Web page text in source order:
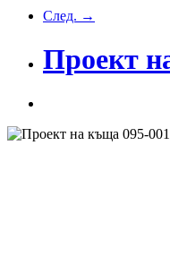
След. →
Проект